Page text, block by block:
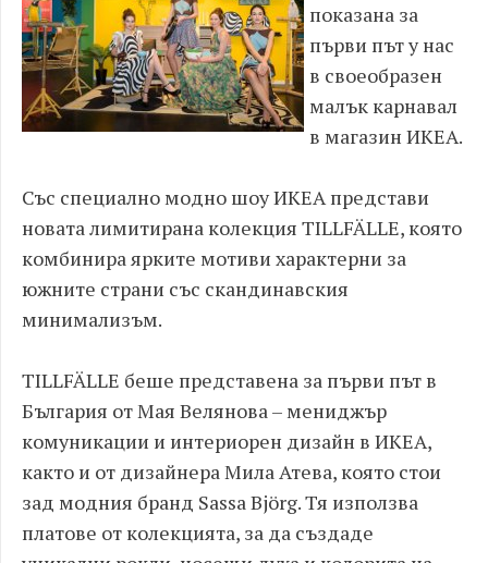
показана за
първи път у нас
в своеобразен
малък карнавал
в магазин ИКЕА.
Със специално модно шоу ИКЕА представи
новата лимитирана колекция TILLFÄLLE, която
комбинира ярките мотиви характерни за
южните страни със скандинавския
минимализъм.
TILLFÄLLE беше представена за първи път в
България от Мая Велянова – мениджър
комуникации и интериорен дизайн в ИКЕА,
както и от дизайнерa Мила Атева, която стои
зад модния бранд Sassa Björg. Тя използва
платове от колекцията, за да създаде